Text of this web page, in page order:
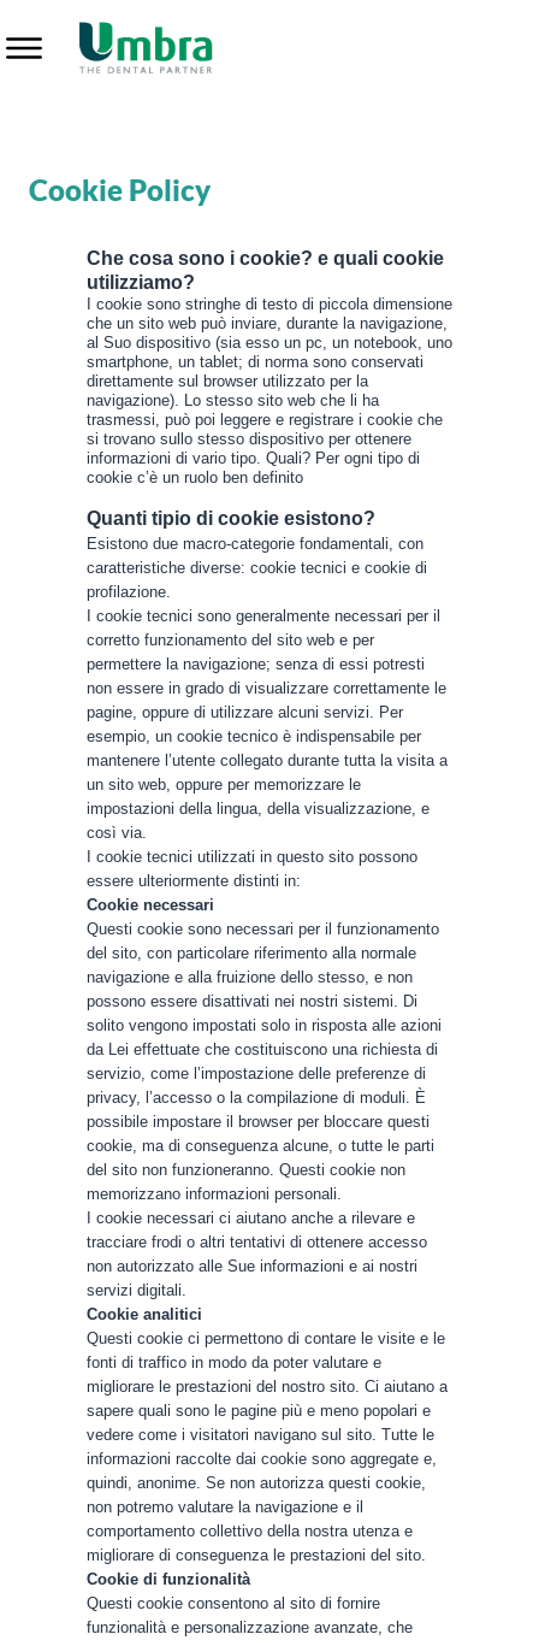
Cookie Policy
Che cosa sono i cookie? e quali cookie
utilizziamo?
I cookie sono stringhe di testo di piccola dimensione
che un sito web può inviare, durante la navigazione,
al Suo dispositivo (sia esso un pc, un notebook, uno
smartphone, un tablet; di norma sono conservati
direttamente sul browser utilizzato per la
navigazione). Lo stesso sito web che li ha
trasmessi, può poi leggere e registrare i cookie che
si trovano sullo stesso dispositivo per ottenere
informazioni di vario tipo. Quali? Per ogni tipo di
cookie c’è un ruolo ben definito
Quanti tipio di cookie esistono?
Esistono due macro‑categorie fondamentali, con
caratteristiche diverse: cookie tecnici e cookie di
profilazione.
I cookie tecnici sono generalmente necessari per il
corretto funzionamento del sito web e per
permettere la navigazione; senza di essi potresti
non essere in grado di visualizzare correttamente le
pagine, oppure di utilizzare alcuni servizi. Per
esempio, un cookie tecnico è indispensabile per
mantenere l’utente collegato durante tutta la visita a
un sito web, oppure per memorizzare le
impostazioni della lingua, della visualizzazione, e
così via.
I cookie tecnici utilizzati in questo sito possono
essere ulteriormente distinti in:
Cookie necessari
Questi cookie sono necessari per il funzionamento
del sito, con particolare riferimento alla normale
navigazione e alla fruizione dello stesso, e non
possono essere disattivati nei nostri sistemi. Di
solito vengono impostati solo in risposta alle azioni
da Lei effettuate che costituiscono una richiesta di
servizio, come l’impostazione delle preferenze di
privacy, l’accesso o la compilazione di moduli. È
possibile impostare il browser per bloccare questi
cookie, ma di conseguenza alcune, o tutte le parti
del sito non funzioneranno. Questi cookie non
memorizzano informazioni personali.
I cookie necessari ci aiutano anche a rilevare e
tracciare frodi o altri tentativi di ottenere accesso
non autorizzato alle Sue informazioni e ai nostri
servizi digitali.
Cookie analitici
Questi cookie ci permettono di contare le visite e le
fonti di traffico in modo da poter valutare e
migliorare le prestazioni del nostro sito. Ci aiutano a
sapere quali sono le pagine più e meno popolari e
vedere come i visitatori navigano sul sito. Tutte le
informazioni raccolte dai cookie sono aggregate e,
quindi, anonime. Se non autorizza questi cookie,
non potremo valutare la navigazione e il
comportamento collettivo della nostra utenza e
migliorare di conseguenza le prestazioni del sito.
Cookie di funzionalità
Questi cookie consentono al sito di fornire
funzionalità e personalizzazione avanzate, che